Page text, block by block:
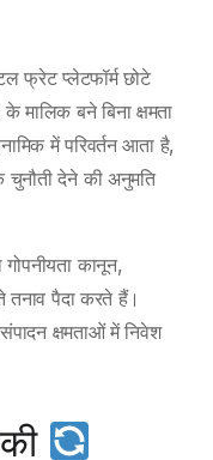
फ्रेट प्लेटफॉर्म छोटे
मालिक बने बिना क्षमता
में परिवर्तन आता है,
चुनौती देने की अनुमति
कानून,
तनाव पैदा करते हैं।
क्षमताओं में निवेश